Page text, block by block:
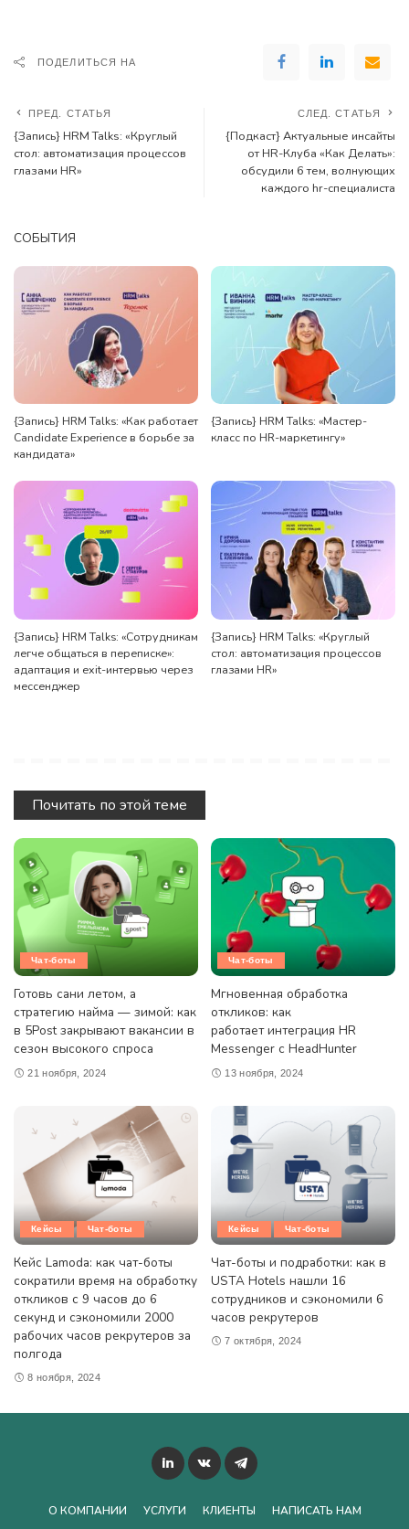
ПОДЕЛИТЬСЯ НА
ПРЕД. СТАТЬЯ
{Запись} HRM Talks: «Круглый
стол: автоматизация процессов
глазами HR»
СЛЕД. СТАТЬЯ
{Подкаст} Актуальные инсайты
от HR-Клуба «Как Делать»:
обсудили 6 тем, волнующих
каждого hr-специалиста
СОБЫТИЯ
{Запись} HRM Talks: «Как работает
Candidate Experience в борьбе за
кандидата»
{Запись} HRM Talks: «Мастер-
класс по HR-маркетингу»
{Запись} HRM Talks: «Сотрудникам
легче общаться в переписке»:
адаптация и exit-интервью через
мессенджер
{Запись} HRM Talks: «Круглый
стол: автоматизация процессов
глазами HR»
Почитать по этой теме
Чат-боты
Готовь сани летом, а
стратегию найма — зимой: как
в 5Post закрывают вакансии в
сезон высокого спроса
21 ноября, 2024
Чат-боты
Мгновенная обработка
откликов: как
работает интеграция HR
Messenger с HeadHunter
13 ноября, 2024
Кейсы Чат-боты
Кейс Lamoda: как чат-боты
сократили время на обработку
откликов с 9 часов до 6
секунд и сэкономили 2000
рабочих часов рекрутеров за
полгода
8 ноября, 2024
Кейсы Чат-боты
Чат-боты и подработки: как в
USTA Hotels нашли 16
сотрудников и сэкономили 6
часов рекрутеров
7 октября, 2024
О КОМПАНИИ УСЛУГИ КЛИЕНТЫ НАПИСАТЬ НАМ